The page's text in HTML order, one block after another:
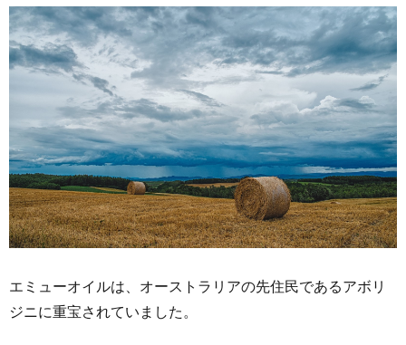
エミューオイルは、オーストラリアの先住民であるアボリ
ジニに重宝されていました。